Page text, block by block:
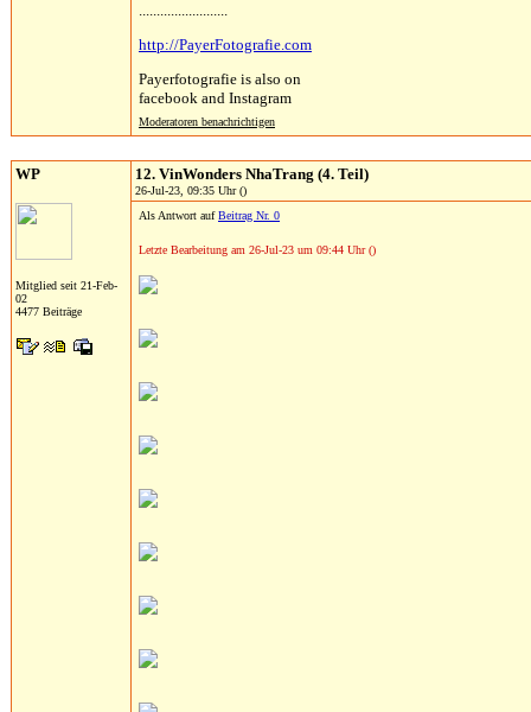
.........................
http://PayerFotografie.com
Payerfotografie is also on
facebook and Instagram
Moderatoren benachrichtigen
WP
Mitglied seit 21-Feb-
02
4477 Beiträge
12. VinWonders NhaTrang (4. Teil)
26-Jul-23, 09:35 Uhr ()
Als Antwort aufBeitrag Nr. 0
Letzte Bearbeitung am 26-Jul-23 um 09:44 Uhr ()